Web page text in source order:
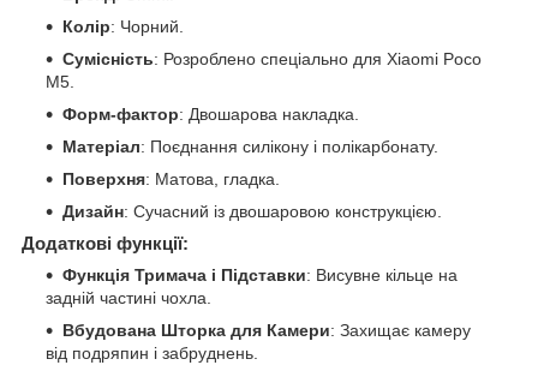
Колір: Чорний.
Сумісність: Розроблено спеціально для Xiaomi Poco
M5.
Форм-фактор: Двошарова накладка.
Матеріал: Поєднання силікону і полікарбонату.
Поверхня: Матова, гладка.
Дизайн: Сучасний із двошаровою конструкцією.
Додаткові функції:
Функція Тримача і Підставки: Висувне кільце на
задній частині чохла.
Вбудована Шторка для Камери: Захищає камеру
від подряпин і забруднень.